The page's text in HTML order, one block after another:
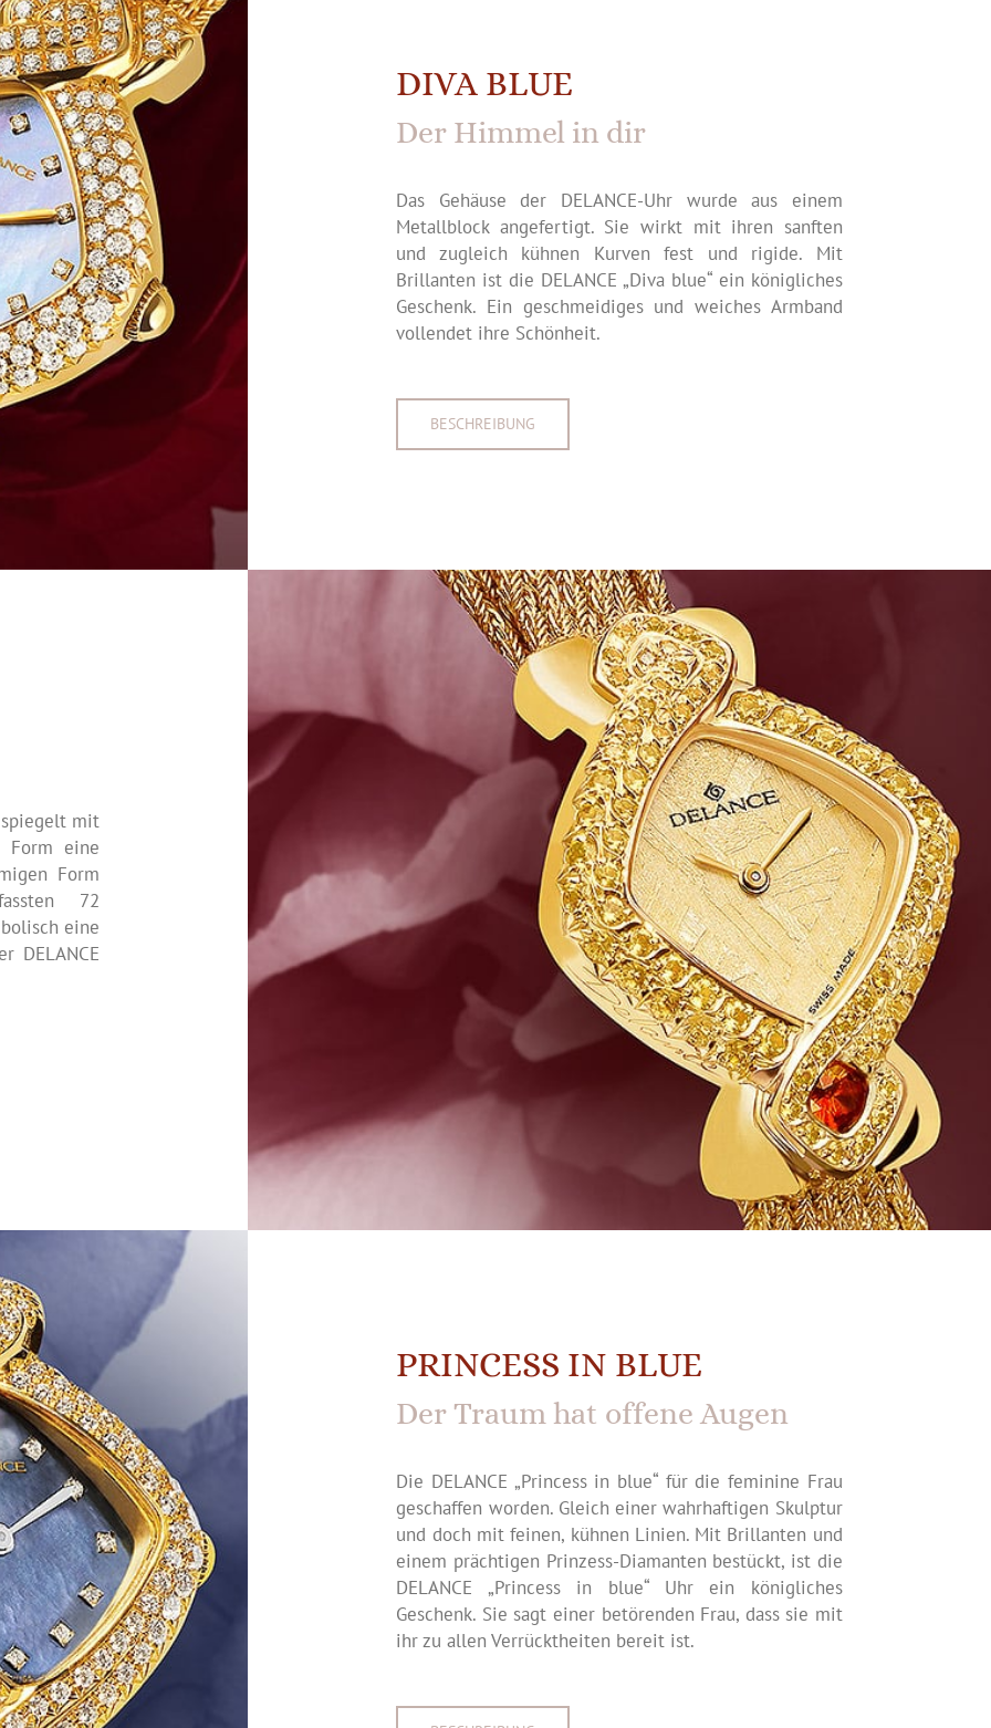
DIVA BLUE
Der Himmel in dir
Das Gehäuse der DELANCE-Uhr wurde aus einem
Metallblock angefertigt. Sie wirkt mit ihren sanften
und zugleich kühnen Kurven fest und rigide. Mit
Brillanten ist die DELANCE „Diva blue“ ein königliches
Geschenk. Ein geschmeidiges und weiches Armband
vollendet ihre Schönheit.
BESCHREIBUNG
spiegelt mit
Form eine
Form
72
eine
DELANCE
PRINCESS IN BLUE
Der Traum hat offene Augen
Die DELANCE „Princess in blue“ für die feminine Frau
geschaffen worden. Gleich einer wahrhaftigen Skulptur
und doch mit feinen, kühnen Linien. Mit Brillanten und
einem prächtigen Prinzess-Diamanten bestückt, ist die
DELANCE „Princess in blue“ Uhr ein königliches
Geschenk. Sie sagt einer betörenden Frau, dass sie mit
ihr zu allen Verrücktheiten bereit ist.